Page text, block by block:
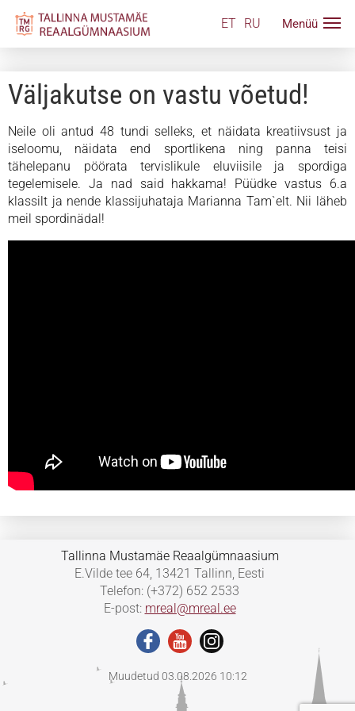
ET RU
Väljakutse on vastu võetud!
Neile oli antud 48 tundi selleks, et näidata kreatiivsust ja
iseloomu, näidata end sportlikena ning panna teisi
tähelepanu pöörata tervislikule eluviisile ja spordiga
tegelemisele. Ja nad said hakkama! Püüdke vastus 6.a
klassilt ja nende klassijuhataja Marianna Tam`elt. Nii läheb
meil spordinädal!
Tallinna Mustamäe Reaalgümnaasium
E.Vilde tee 64, 13421 Tallinn, Eesti
Telefon: (+372) 652 2533
E-post: mreal@mreal.ee
Muudetud 03.08.2026 10:12